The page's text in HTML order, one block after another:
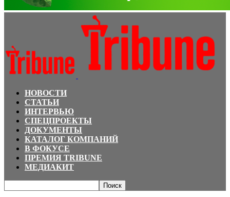
НОВОСТИ
СТАТЬИ
ИНТЕРВЬЮ
СПЕЦПРОЕКТЫ
ДОКУМЕНТЫ
КАТАЛОГ КОМПАНИЙ
В ФОКУСЕ
ПРЕМИЯ TRIBUNE
МЕДИАКИТ